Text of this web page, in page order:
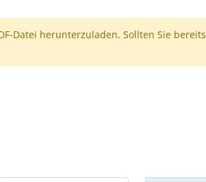
Datei herunterzuladen. Sollten Sie bereits